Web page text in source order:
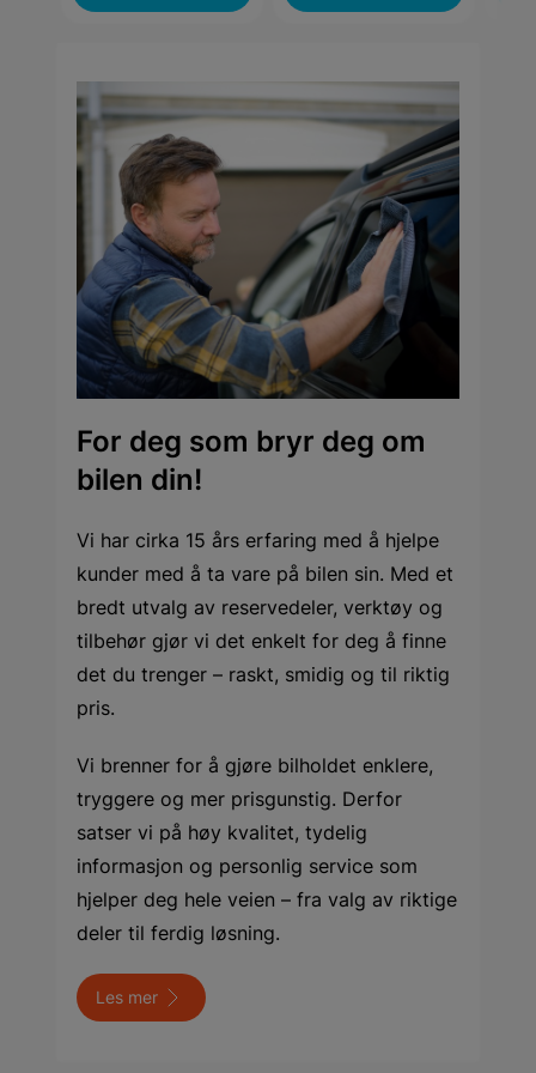
For deg som bryr deg om
bilen din!
Vi har cirka 15 års erfaring med å hjelpe
kunder med å ta vare på bilen sin. Med et
bredt utvalg av reservedeler, verktøy og
tilbehør gjør vi det enkelt for deg å finne
det du trenger – raskt, smidig og til riktig
pris.
Vi brenner for å gjøre bilholdet enklere,
tryggere og mer prisgunstig. Derfor
satser vi på høy kvalitet, tydelig
informasjon og personlig service som
hjelper deg hele veien – fra valg av riktige
deler til ferdig løsning.
Les mer